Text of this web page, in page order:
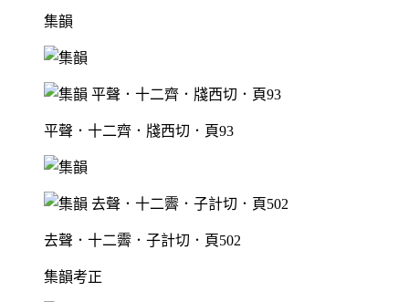
集韻
平聲．十二齊．牋西切．頁93
去聲．十二霽．子計切．頁502
集韻考正